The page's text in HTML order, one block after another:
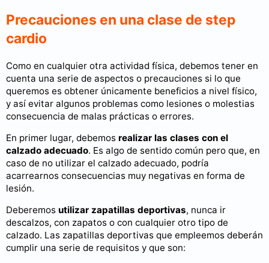
Precauciones en una clase de step
cardio
Como en cualquier otra actividad física, debemos tener en
cuenta una serie de aspectos o precauciones si lo que
queremos es obtener únicamente beneficios a nivel físico,
y así evitar algunos problemas como lesiones o molestias
consecuencia de malas prácticas o errores.
En primer lugar, debemos realizar las clases con el
calzado adecuado. Es algo de sentido común pero que, en
caso de no utilizar el calzado adecuado, podría
acarrearnos consecuencias muy negativas en forma de
lesión.
Deberemos utilizar zapatillas deportivas, nunca ir
descalzos, con zapatos o con cualquier otro tipo de
calzado. Las zapatillas deportivas que empleemos deberán
cumplir una serie de requisitos y que son: